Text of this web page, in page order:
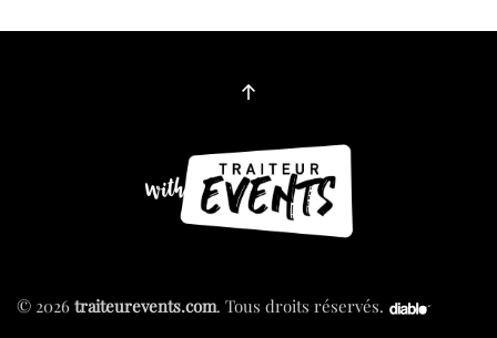
© 2026 traiteurevents.com. Tous droits réservés.